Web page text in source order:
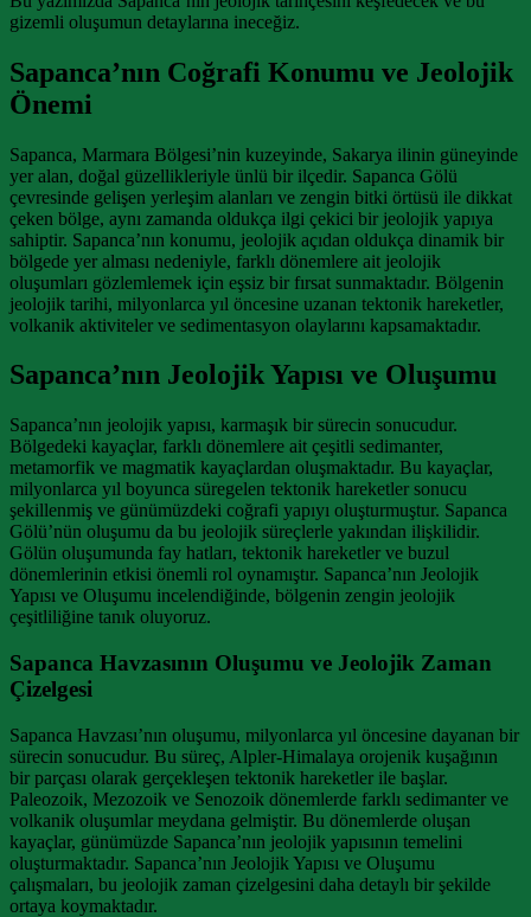
gizemli oluşumun detaylarına ineceğiz.
Sapanca’nın Coğrafi Konumu ve Jeolojik
Önemi
Sapanca, Marmara Bölgesi’nin kuzeyinde, Sakarya ilinin güneyinde
yer alan, doğal güzellikleriyle ünlü bir ilçedir. Sapanca Gölü
çevresinde gelişen yerleşim alanları ve zengin bitki örtüsü ile dikkat
çeken bölge, aynı zamanda oldukça ilgi çekici bir jeolojik yapıya
sahiptir. Sapanca’nın konumu, jeolojik açıdan oldukça dinamik bir
bölgede yer alması nedeniyle, farklı dönemlere ait jeolojik
oluşumları gözlemlemek için eşsiz bir fırsat sunmaktadır. Bölgenin
jeolojik tarihi, milyonlarca yıl öncesine uzanan tektonik hareketler,
volkanik aktiviteler ve sedimentasyon olaylarını kapsamaktadır.
Sapanca’nın Jeolojik Yapısı ve Oluşumu
Sapanca’nın jeolojik yapısı, karmaşık bir sürecin sonucudur.
Bölgedeki kayaçlar, farklı dönemlere ait çeşitli sedimanter,
metamorfik ve magmatik kayaçlardan oluşmaktadır. Bu kayaçlar,
milyonlarca yıl boyunca süregelen tektonik hareketler sonucu
şekillenmiş ve günümüzdeki coğrafi yapıyı oluşturmuştur. Sapanca
Gölü’nün oluşumu da bu jeolojik süreçlerle yakından ilişkilidir.
Gölün oluşumunda fay hatları, tektonik hareketler ve buzul
dönemlerinin etkisi önemli rol oynamıştır. Sapanca’nın Jeolojik
Yapısı ve Oluşumu incelendiğinde, bölgenin zengin jeolojik
çeşitliliğine tanık oluyoruz.
Sapanca Havzasının Oluşumu ve Jeolojik Zaman
Çizelgesi
Sapanca Havzası’nın oluşumu, milyonlarca yıl öncesine dayanan bir
sürecin sonucudur. Bu süreç, Alpler-Himalaya orojenik kuşağının
bir parçası olarak gerçekleşen tektonik hareketler ile başlar.
Paleozoik, Mezozoik ve Senozoik dönemlerde farklı sedimanter ve
volkanik oluşumlar meydana gelmiştir. Bu dönemlerde oluşan
kayaçlar, günümüzde Sapanca’nın jeolojik yapısının temelini
oluşturmaktadır. Sapanca’nın Jeolojik Yapısı ve Oluşumu
çalışmaları, bu jeolojik zaman çizelgesini daha detaylı bir şekilde
ortaya koymaktadır.